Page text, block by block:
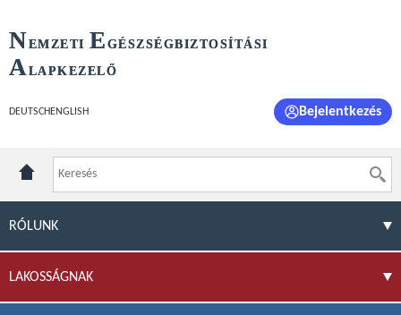
NEMZETI E GÉSZSÉGBIZTOSÍTÁSI
ALAPKEZELŐ
DEUTSCH ENGLISH Bejelentkezés
RÓLUNK
LAKOSSÁGNAK